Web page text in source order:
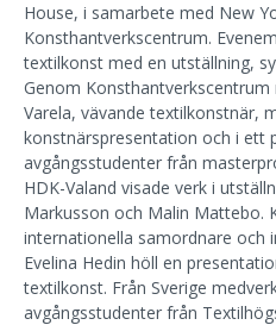
House, i samarbete med New
Konsthantverkscentrum.
textilkonst med en utställning,
Genom Konsthantverkscentrum
Varela, vävande textilkonstnär,
konstnärspresentation och i ett
avgångsstudenter från
HDK-Valand visade verk i
Markusson och Malin Mattebo.
internationella samordnare och
Evelina Hedin höll en
textilkonst. Från Sverige
avgångsstudenter från